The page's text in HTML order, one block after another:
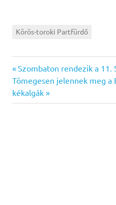
Körös-toroki Partfürdő
Bejegyzés
navigáció
Previous
Post:
Szombaton rendezik a 11.
Next
Post:
Tömegesen jelennek meg a
kékalgák